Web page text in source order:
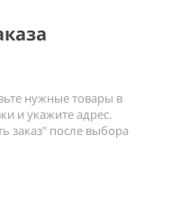
нужные товары в
и укажите адрес.
заказ" после выбора